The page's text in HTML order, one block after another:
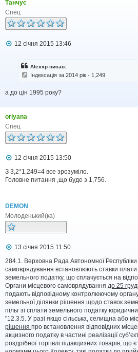
Танчус
Спец
П
л
н
я
12 січня 2015 13:46
Alexxp писав:
Індексація за 2014 рік - 1,249
а до цін 1995 року?
oriyana
Спец
П
в
і
л
е
н
н
12 січня 2015 13:50
З 3,2*1,249=4 все зрозуміло.
Головне питання ,що буде з 1,756.
DEMON
Молоденький(ка)
П
в
і
д
м
л
е
н
н
я
13 січня 2015 11:50
284.1. Верховна Рада Автономної
самоврядування встановлюють ставки
земельного податку, що сплачується на
Органи місцевого самоврядування до 25
подають відповідному контролюючому
земельної ділянки рішення щодо ставок
пільг зі сплати земельного податку
"12.3.5. У разі якщо сільська, селищна або
рішення про встановлення відповідних
акцизного податку в частині реалізації
роздрібної торгівлі підакцизних товарів, що